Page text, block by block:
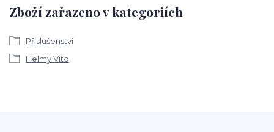
Zboží zařazeno v kategoriích
Příslušenství
Helmy Vito